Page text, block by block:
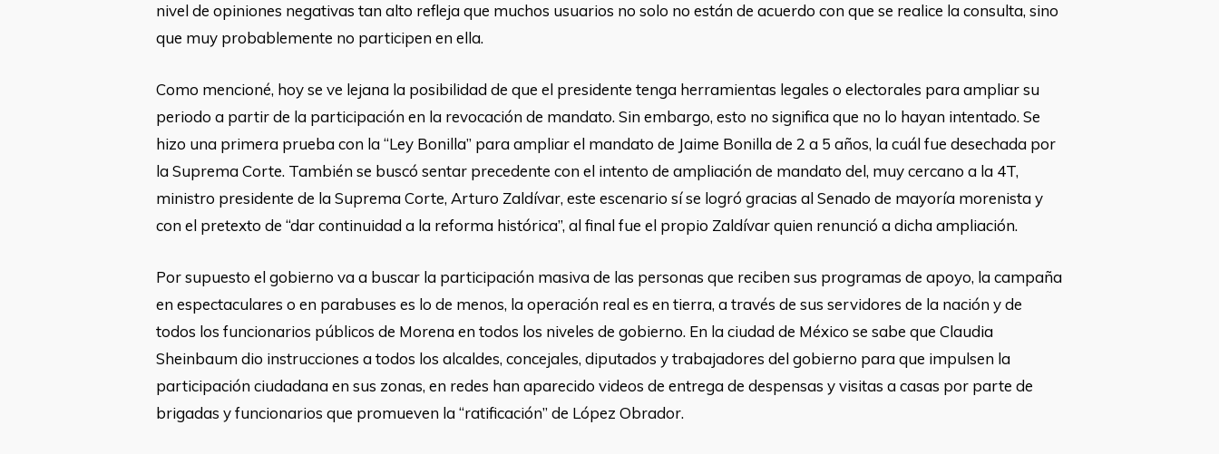
nivel de opiniones negativas tan alto refleja que muchos usuarios no solo no están de acuerdo con que se realice la consulta, sino
que muy probablemente no participen en ella.
Como mencioné, hoy se ve lejana la posibilidad de que el presidente tenga herramientas legales o electorales para ampliar su
periodo a partir de la participación en la revocación de mandato. Sin embargo, esto no significa que no lo hayan intentado. Se
hizo una primera prueba con la “Ley Bonilla” para ampliar el mandato de Jaime Bonilla de 2 a 5 años, la cuál fue desechada por
la Suprema Corte. También se buscó sentar precedente con el intento de ampliación de mandato del, muy cercano a la 4T,
ministro presidente de la Suprema Corte, Arturo Zaldívar, este escenario sí se logró gracias al Senado de mayoría morenista y
con el pretexto de “dar continuidad a la reforma histórica”, al final fue el propio Zaldívar quien renunció a dicha ampliación.
Por supuesto el gobierno va a buscar la participación masiva de las personas que reciben sus programas de apoyo, la campaña
en espectaculares o en parabuses es lo de menos, la operación real es en tierra, a través de sus servidores de la nación y de
todos los funcionarios públicos de Morena en todos los niveles de gobierno. En la ciudad de México se sabe que Claudia
Sheinbaum dio instrucciones a todos los alcaldes, concejales, diputados y trabajadores del gobierno para que impulsen la
participación ciudadana en sus zonas, en redes han aparecido videos de entrega de despensas y visitas a casas por parte de
brigadas y funcionarios que promueven la “ratificación” de López Obrador.